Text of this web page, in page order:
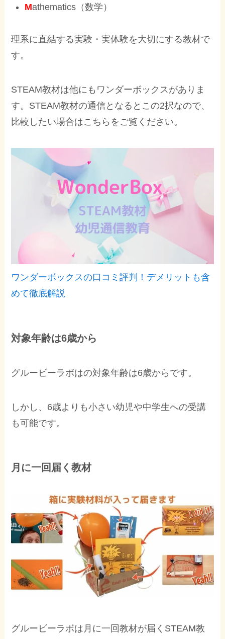
Mathematics（数学）
理系に直結する実験・実体験を大切にする教材で
す。
STEAM教材は他にもワンダーボックスがありま
す。STEAM教材の通信となるとこの2択なので、
比較したい場合はこちらをご覧ください。
ワンダーボックスの口コミ評判！デメリットも含
めて徹底解説
対象年齢は6歳から
グルービーラボはの対象年齢は6歳からです。
しかし、6歳よりも小さい幼児や中学生への受講
も可能です。
月に一回届く教材
グルービーラボは月に一回教材が届くSTEAM教